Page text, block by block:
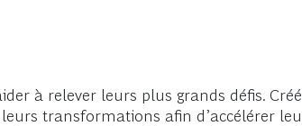
à relever leurs plus grands défis. Créé
transformations afin d’accélérer